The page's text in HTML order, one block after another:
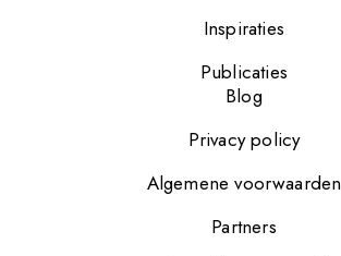
Inspiraties
Publicaties
Blog
Privacy policy
Algemene voorwaarden
Partners